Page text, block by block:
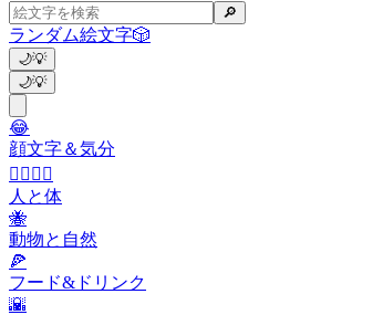
🔎
ランダム絵文字🎲
🌙💡
🌙💡
😂
顔文字＆気分
👩‍❤️‍💋‍👨
人と体
🐝
動物と自然
🍕
フード&ドリンク
🌇